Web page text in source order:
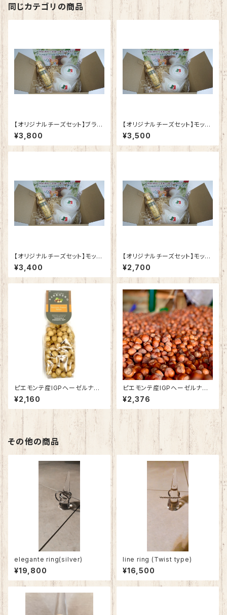
同じカテゴリの商品
【オリジナルチーズセット】ブラー
タとモッツァレラとオリーブオイ
ル
¥3,800
【オリジナルチーズセット】モッツ
ァレラと燻製モッツァレラとオリ
ーブオイル
¥3,500
【オリジナルチーズセット】モッツ
ァレラ2個とオリーブオイル
¥3,400
【オリジナルチーズセット】モッツ
ァレラ１個とオリーブオイル
¥2,700
ピエモンテ産IGPヘーゼルナッ
ツローストホール（真空パック）2
00g ケース
¥2,160
ピエモンテ産IGPヘーゼルナッ
ツローストホール塩付 200g
ケース
¥2,376
その他の商品
elegante ring(silver)
¥19,800
line ring (Twist type)
¥16,500